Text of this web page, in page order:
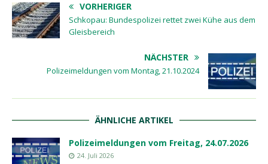
VORHERIGER
Schkopau: Bundespolizei rettet zwei Kühe aus dem
Gleisbereich
NÄCHSTER
Polizeimeldungen vom Montag, 21.10.2024
ÄHNLICHE ARTIKEL
Polizeimeldungen vom Freitag, 24.07.2026
24. Juli 2026